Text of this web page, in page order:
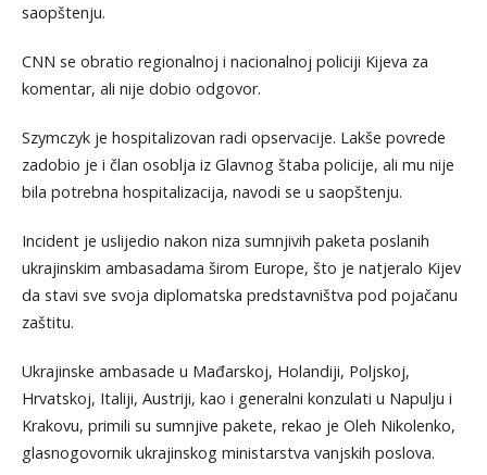
saopštenju.
CNN se obratio regionalnoj i nacionalnoj policiji Kijeva za
komentar, ali nije dobio odgovor.
Szymczyk je hospitalizovan radi opservacije. Lakše povrede
zadobio je i član osoblja iz Glavnog štaba policije, ali mu nije
bila potrebna hospitalizacija, navodi se u saopštenju.
Incident je uslijedio nakon niza sumnjivih paketa poslanih
ukrajinskim ambasadama širom Europe, što je natjeralo Kijev
da stavi sve svoja diplomatska predstavništva pod pojačanu
zaštitu.
Ukrajinske ambasade u Mađarskoj, Holandiji, Poljskoj,
Hrvatskoj, Italiji, Austriji, kao i generalni konzulati u Napulju i
Krakovu, primili su sumnjive pakete, rekao je Oleh Nikolenko,
glasnogovornik ukrajinskog ministarstva vanjskih poslova.